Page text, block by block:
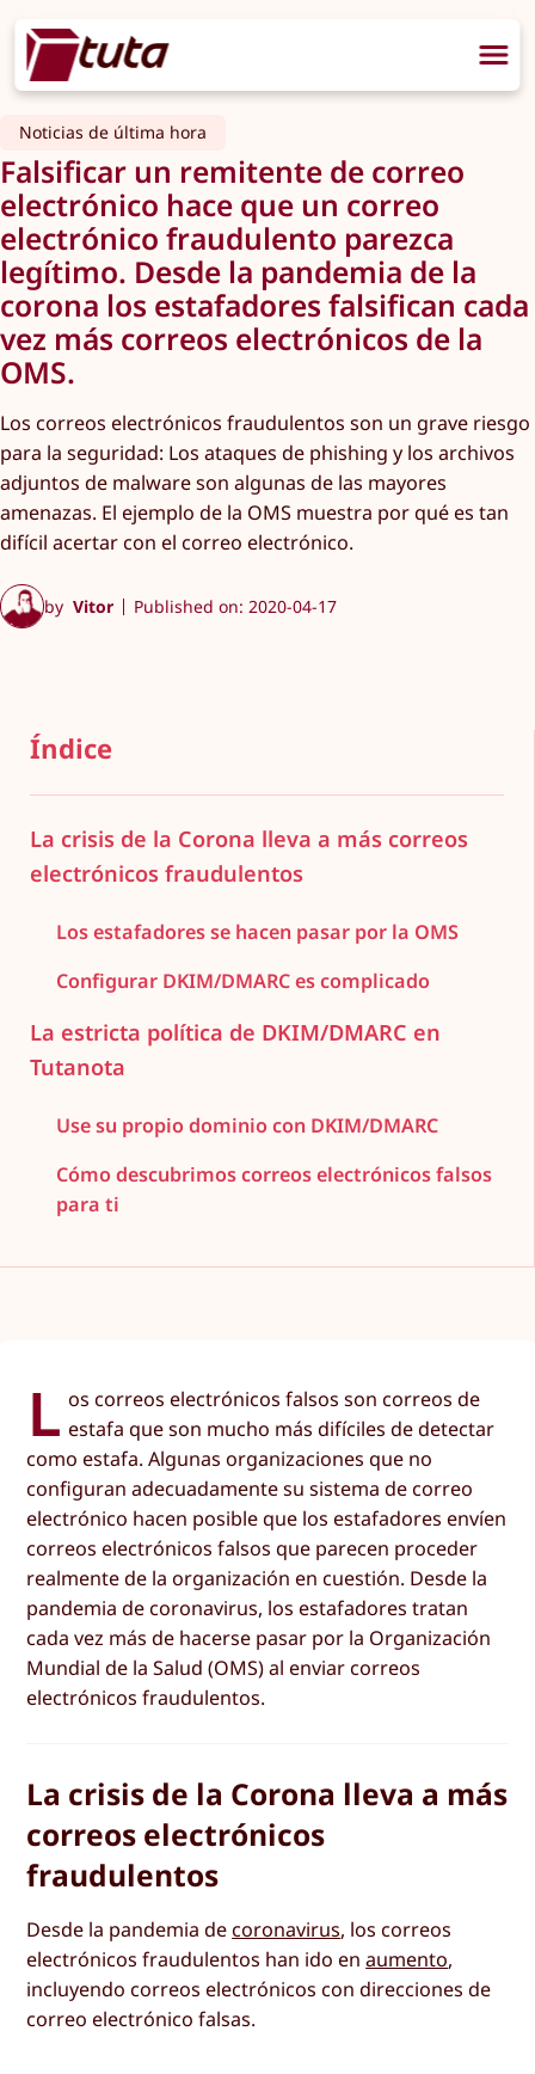
Noticias de última hora
Falsificar un remitente de correo
electrónico hace que un correo
electrónico fraudulento parezca
legítimo. Desde la pandemia de la
corona los estafadores falsifican cada
vez más correos electrónicos de la
OMS.
Los correos electrónicos fraudulentos son un grave riesgo
para la seguridad: Los ataques de phishing y los archivos
adjuntos de malware son algunas de las mayores
amenazas. El ejemplo de la OMS muestra por qué es tan
difícil acertar con el correo electrónico.
by Vitor Published on: 2020-04-17
Índice
La crisis de la Corona lleva a más correos
electrónicos fraudulentos
Los estafadores se hacen pasar por la OMS
Configurar DKIM/DMARC es complicado
La estricta política de DKIM/DMARC en
Tutanota
Use su propio dominio con DKIM/DMARC
Cómo descubrimos correos electrónicos falsos
para ti
L os correos electrónicos falsos son correos de
estafa que son mucho más difíciles de detectar
como estafa. Algunas organizaciones que no
configuran adecuadamente su sistema de correo
electrónico hacen posible que los estafadores envíen
correos electrónicos falsos que parecen proceder
realmente de la organización en cuestión. Desde la
pandemia de coronavirus, los estafadores tratan
cada vez más de hacerse pasar por la Organización
Mundial de la Salud (OMS) al enviar correos
electrónicos fraudulentos.
La crisis de la Corona lleva a más
correos electrónicos
fraudulentos
Desde la pandemia de coronavirus, los correos
electrónicos fraudulentos han ido enaumento,
incluyendo correos electrónicos con direcciones de
correo electrónico falsas.